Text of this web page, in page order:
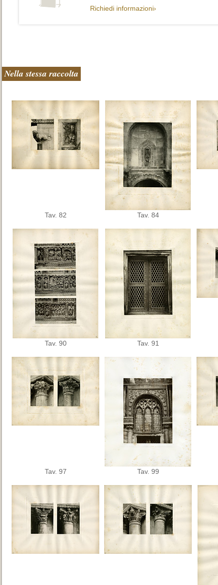
Richiedi informazioni›
Nella stessa raccolta
Tav. 82 Tav. 84
Tav. 90 Tav. 91
Tav. 97 Tav. 99